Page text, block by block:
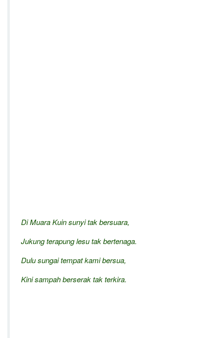
Di Muara Kuin sunyi tak bersuara,
Jukung terapung lesu tak bertenaga.
Dulu sungai tempat kami bersua,
Kini sampah berserak tak terkira.